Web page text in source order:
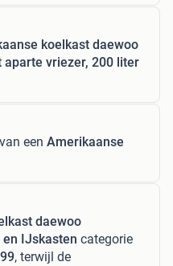
koelkast daewoo
aparte vriezer, 200 liter
een Amerikaanse
daewoo
en IJskasten categorie
, terwijl de